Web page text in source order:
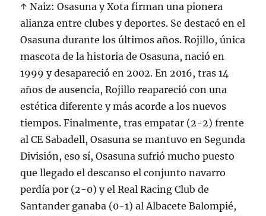
↑ Naiz: Osasuna y Xota firman una pionera
alianza entre clubes y deportes. Se destacó en el
Osasuna durante los últimos años. Rojillo, única
mascota de la historia de Osasuna, nació en
1999 y desapareció en 2002. En 2016, tras 14
años de ausencia, Rojillo reapareció con una
estética diferente y más acorde a los nuevos
tiempos. Finalmente, tras empatar (2-2) frente
al CE Sabadell, Osasuna se mantuvo en Segunda
División, eso sí, Osasuna sufrió mucho puesto
que llegado el descanso el conjunto navarro
perdía por (2-0) y el Real Racing Club de
Santander ganaba (0-1) al Albacete Balompié,